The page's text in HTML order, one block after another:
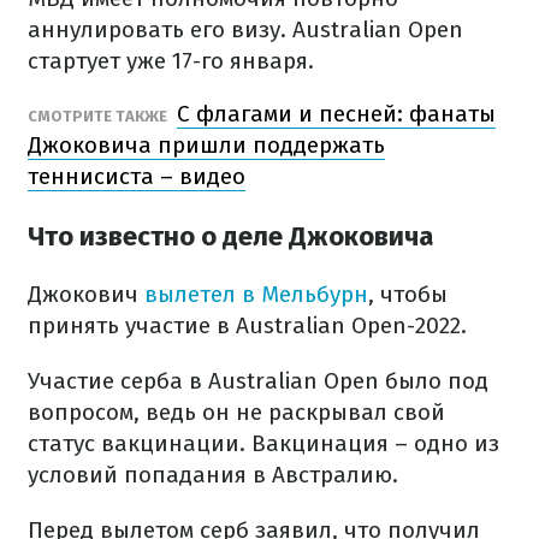
аннулировать его визу. Australian Open
стартует уже 17-го января.
СМОТРИТЕ ТАКЖЕ С флагами и песней: фанаты
Джоковича пришли поддержать
теннисиста – видео
Что известно о деле Джоковича
Джокович вылетел в Мельбурн, чтобы
принять участие в Australian Open-2022.
Участие серба в Australian Open было под
вопросом, ведь он не раскрывал свой
статус вакцинации. Вакцинация – одно из
условий попадания в Австралию.
Перед вылетом серб заявил, что получил